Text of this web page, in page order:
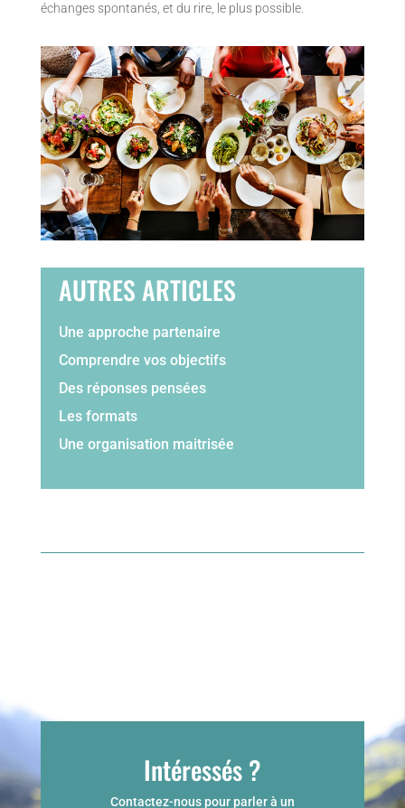
échanges spontanés, et du rire, le plus possible.
AUTRES ARTICLES
Une approche partenaire
Comprendre vos objectifs
Des réponses pensées
Les formats
Une organisation maitrisée
Intéressés ?
Contactez-nous pour parler à un